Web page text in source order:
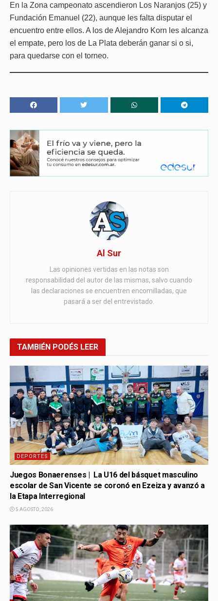
En la Zona campeonato ascendieron Los Naranjos (25) y
Fundación Emanuel (22), aunque les falta disputar el
encuentro entre ellos. A los de Alejandro Korn les alcanza
el empate, pero los de La Plata deberán ganar si o si,
para quedarse con el torneo.
Al Sur
Las opiniones vertidas en las notas son
responsabilidad del autor de las mismas, salvo cuando
las declaraciones se encuentren encomilladas, que
pasará a ser del entrevistado.
TAMBIÉN PODÉS LEER
DEPORTES
Juegos Bonaerenses | La U16 del básquet masculino
escolar de San Vicente se coronó en Ezeiza y avanzó a
la Etapa Interregional
5 AGOSTO, 2026